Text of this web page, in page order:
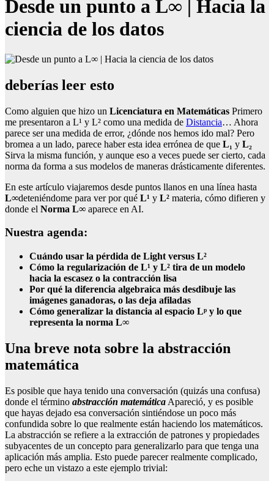
Desde un punto a L∞ | Hacia la
ciencia de los datos
deberías leer esto
Como alguien que hizo un Licenciatura en Matemáticas Primero
me presentaron a L¹ y L² como una medida de Distancia… Ahora
parece ser una medida de error, ¿dónde nos hemos ido mal? Pero
bromea a un lado, parece haber esta idea errónea de que L₁ y L₂
Sirva la misma función, y aunque eso a veces puede ser cierto, cada
norma da forma a sus modelos de maneras drásticamente diferentes.
En este artículo viajaremos desde puntos llanos en una línea hasta
L∞deteniéndome para ver por qué L¹ y L² materia, cómo difieren y
donde el Norma L∞ aparece en AI.
Nuestra agenda:
Cuándo usar la pérdida de Light versus L²
Cómo la regularización de L¹ y L² tira de un modelo
hacia la escasez o la contracción lisa
Por qué la diferencia algebraica más desdibuje las
imágenes ganadoras, o las deja afiladas
Cómo generalizar la distancia al espacio Lᵖ y lo que
representa la norma L∞
Una breve nota sobre la abstracción
matemática
Es posible que haya tenido una conversación (quizás una confusa)
donde el término abstracción matemática Apareció, y es posible
que hayas dejado esa conversación sintiéndose un poco más
confundida sobre lo que realmente están haciendo los matemáticos.
La abstracción se refiere a la extracción de patrones y propiedades
subyacentes de un concepto para generalizarlo para que tenga una
aplicación más amplia. Esto puede parecer realmente complicado,
pero eche un vistazo a este ejemplo trivial: